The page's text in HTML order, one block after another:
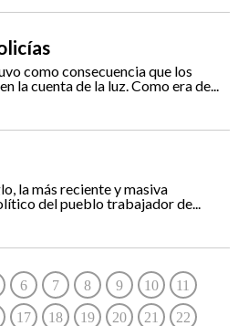
como consecuencia que los
la cuenta de la luz. Como era de...
la más reciente y masiva
del pueblo trabajador de...
6 7 8 9 10 11
17 18 19 20 21 22